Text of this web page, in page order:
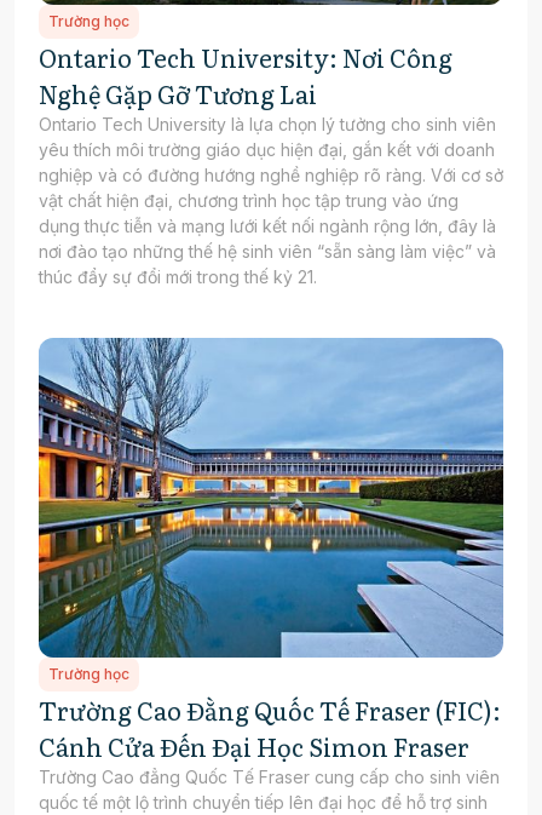
Trường học
Ontario Tech University: Nơi Công
Nghệ Gặp Gỡ Tương Lai
Ontario Tech University là lựa chọn lý tưởng cho sinh viên
yêu thích môi trường giáo dục hiện đại, gắn kết với doanh
nghiệp và có đường hướng nghề nghiệp rõ ràng. Với cơ sở
vật chất hiện đại, chương trình học tập trung vào ứng
dụng thực tiễn và mạng lưới kết nối ngành rộng lớn, đây là
nơi đào tạo những thế hệ sinh viên “sẵn sàng làm việc” và
thúc đẩy sự đổi mới trong thế kỷ 21.
Trường học
Trường Cao Đằng Quốc Tế Fraser (FIC):
Cánh Cửa Đến Đại Học Simon Fraser
Trường Cao đẳng Quốc Tế Fraser cung cấp cho sinh viên
quốc tế một lộ trình chuyển tiếp lên đại học để hỗ trợ sinh